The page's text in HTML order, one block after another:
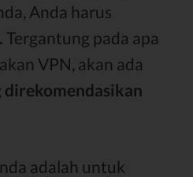
Anda harus
Tergantung pada apa
VPN, akan ada
direkomendasikan
adalah untuk